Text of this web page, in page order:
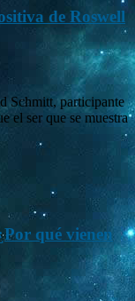
de Roswell
Schmitt, participante
el ser que se muestra
qué vienen